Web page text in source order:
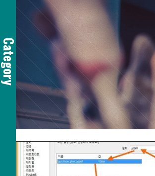
Category